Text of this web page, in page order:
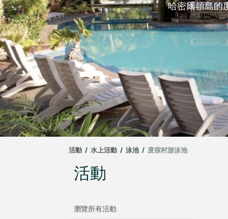
哈密爾頓島的
活動 / 水上活動 / 泳池 / 度假村游泳池
活動
瀏覽所有活動